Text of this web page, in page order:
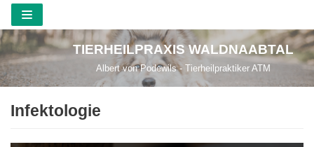
Zum
Inhalt
springen
TIERHEILPRAXIS WALDNAABTAL
Albert von Podewils - Tierheilpraktiker ATM
Infektologie